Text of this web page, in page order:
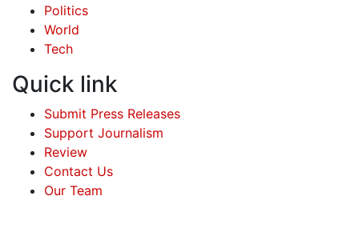
Politics
World
Tech
Quick link
Submit Press Releases
Support Journalism
Review
Contact Us
Our Team